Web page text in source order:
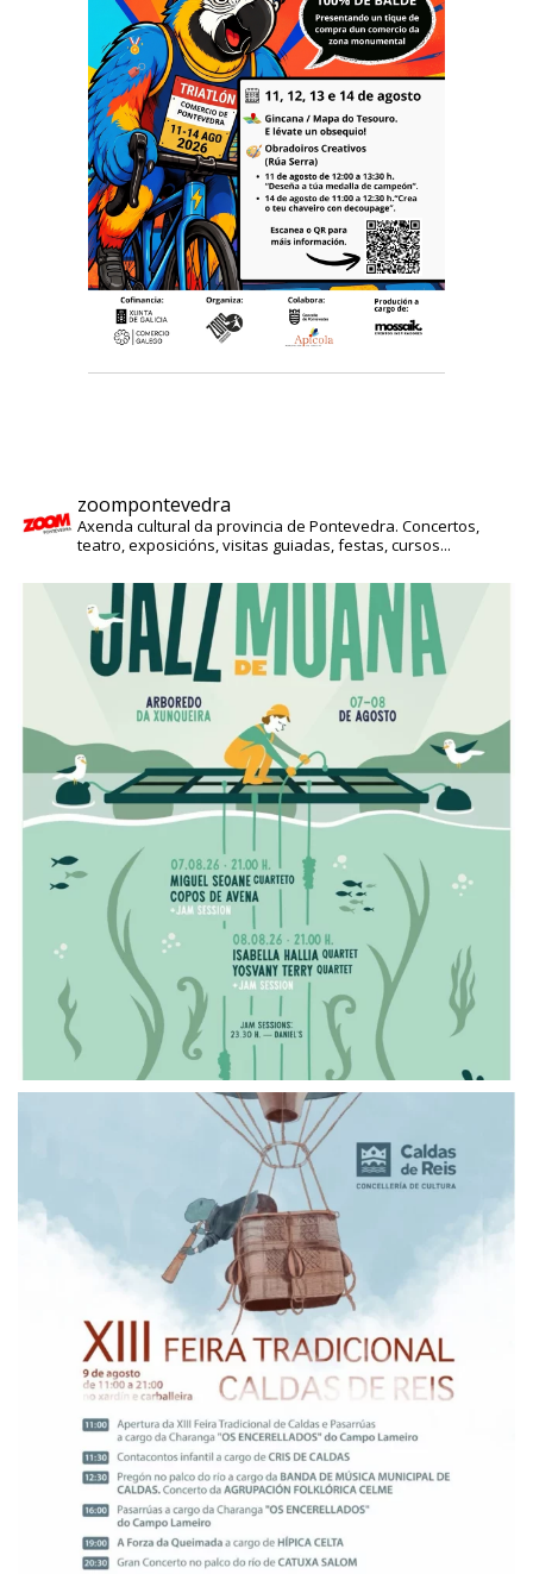
zoompontevedra
Axenda cultural da provincia de Pontevedra. Concertos,
teatro, exposicións, visitas guiadas, festas, cursos...